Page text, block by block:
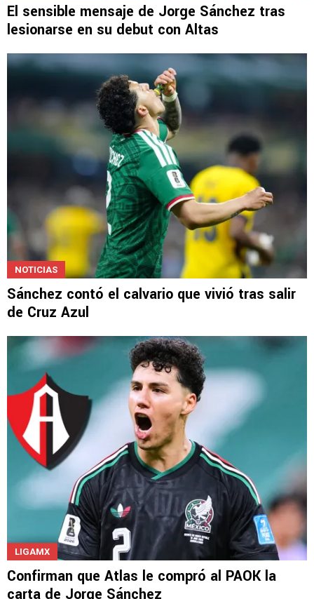
El sensible mensaje de Jorge Sánchez tras
lesionarse en su debut con Altas
Sánchez contó el calvario que vivió tras salir
de Cruz Azul